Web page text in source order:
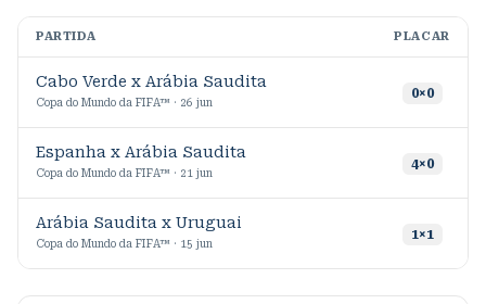
PARTIDA PLACAR
Cabo Verde x Arábia Saudita
Copa do Mundo da FIFA™ · 26 jun
0×0
Espanha x Arábia Saudita
Copa do Mundo da FIFA™ · 21 jun
4×0
Arábia Saudita x Uruguai
Copa do Mundo da FIFA™ · 15 jun
1×1